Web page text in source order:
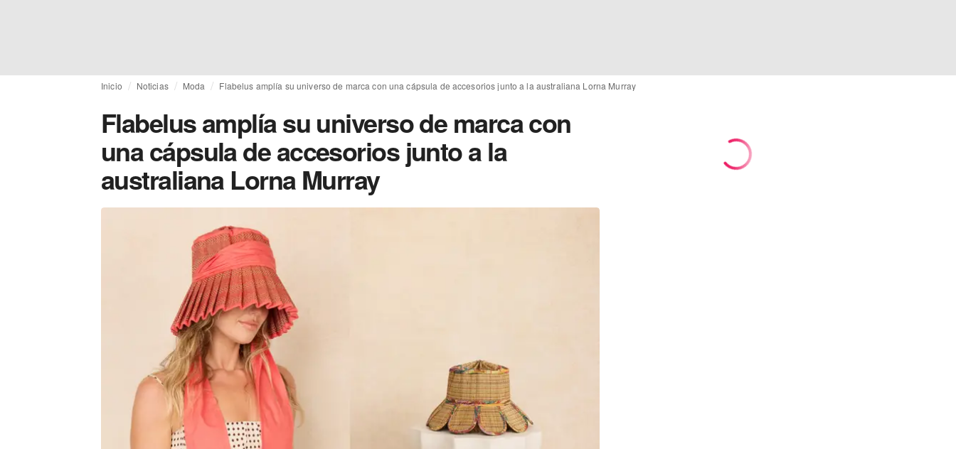
Inicio Noticias Moda Flabelus amplía su universo de marca con una cápsula de accesorios junto a la australiana Lorna Murray
Flabelus amplía su universo de marca con
una cápsula de accesorios junto a la
australiana Lorna Murray